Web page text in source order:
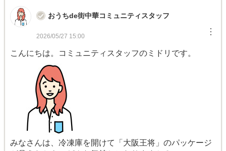
おうちde街中華コミュニティスタッフ
2026/05/27 15:00 ︙
こんにちは。コミュニティスタッフのミドリです。
みなさんは、冷凍庫を開けて「大阪王将」のパッケージ